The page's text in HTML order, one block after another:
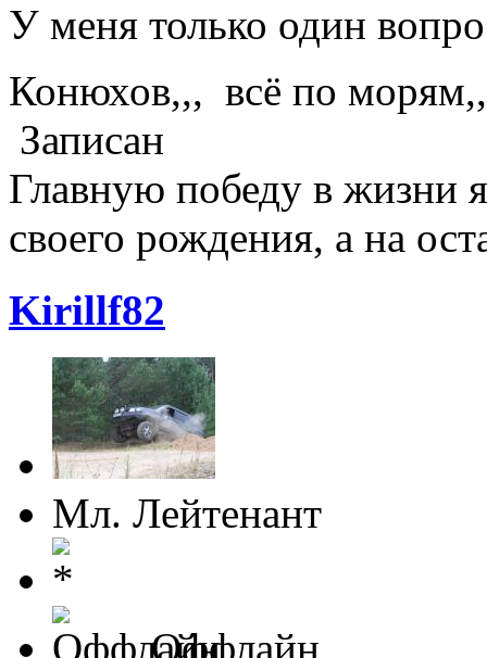
У меня только один
Конюхов,,, всё по
Записан
Главную победу в жизни
своего рождения, а на
Kirillf82
Мл. Лейтенант
Оффлайн